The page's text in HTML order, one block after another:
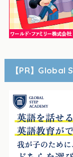
【PR】Global